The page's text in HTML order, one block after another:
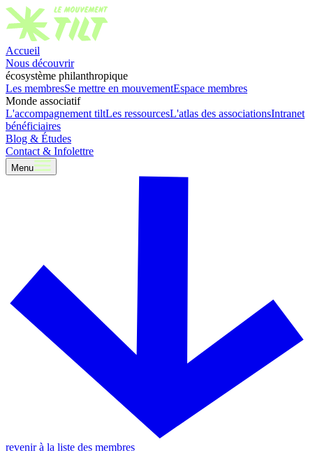
Accueil
Nous découvrir
écosystème philanthropique
Les membresSe mettre en mouvementEspace membres
Monde associatif
L'accompagnement tiltLes ressourcesL'atlas des associationsIntranet
bénéficiaires
Blog & Études
Contact & Infolettre
Menu
revenir à la liste des membres